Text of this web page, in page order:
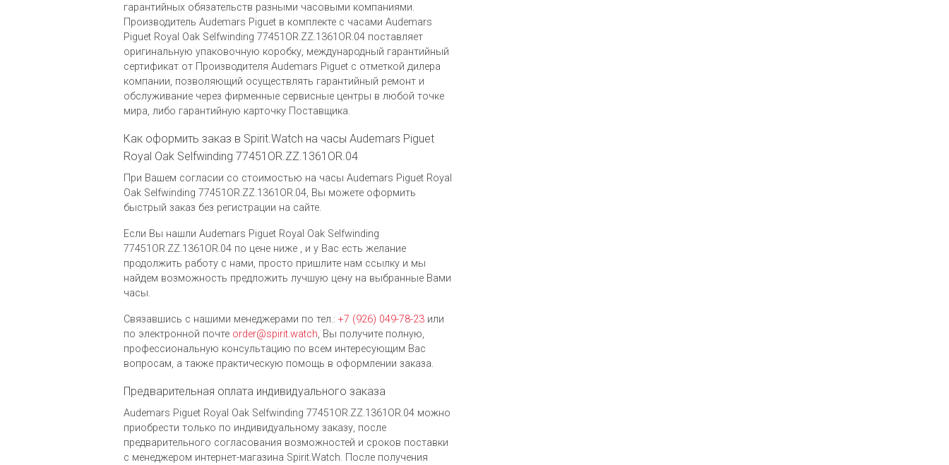
гарантийных обязательств разными часовыми компаниями.
Производитель Audemars Piguet в комплекте с часами Audemars
Piguet Royal Oak Selfwinding 77451OR.ZZ.1361OR.04 поставляет
оригинальную упаковочную коробку, международный гарантийный
сертификат от Производителя Audemars Piguet c отметкой дилера
компании, позволяющий осуществлять гарантийный ремонт и
обслуживание через фирменные сервисные центры в любой точке
мира, либо гарантийную карточку Поставщика.
Как оформить заказ в Spirit.Watch на часы Audemars Piguet
Royal Oak Selfwinding 77451OR.ZZ.1361OR.04
При Вашем согласии со стоимостью на часы Audemars Piguet Royal
Oak Selfwinding 77451OR.ZZ.1361OR.04, Вы можете оформить
быстрый заказ без регистрации на сайте.
Если Вы нашли Audemars Piguet Royal Oak Selfwinding
77451OR.ZZ.1361OR.04 по цене ниже , и у Вас есть желание
продолжить работу с нами, просто пришлите нам ссылку и мы
найдем возможность предложить лучшую цену на выбранные Вами
часы.
Связавшись с нашими менеджерами по тел.: +7 (926) 049-78-23 или
по электронной почте order@spirit.watch, Вы получите полную,
профессиональную консультацию по всем интересующим Вас
вопросам, а также практическую помощь в оформлении заказа.
Предварительная оплата индивидуального заказа
Audemars Piguet Royal Oak Selfwinding 77451OR.ZZ.1361OR.04 можно
приобрести только по индивидуальному заказу, после
предварительного согласования возможностей и сроков поставки
с менеджером интернет-магазина Spirit.Watch. После получения